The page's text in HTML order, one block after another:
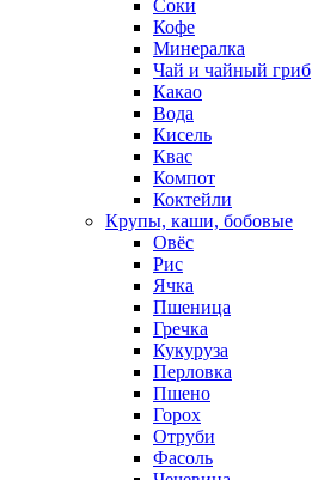
Соки
Кофе
Минералка
Чай и чайный гриб
Какао
Вода
Кисель
Квас
Компот
Коктейли
Крупы, каши, бобовые
Овёс
Рис
Ячка
Пшеница
Гречка
Кукуруза
Перловка
Пшено
Горох
Отруби
Фасоль